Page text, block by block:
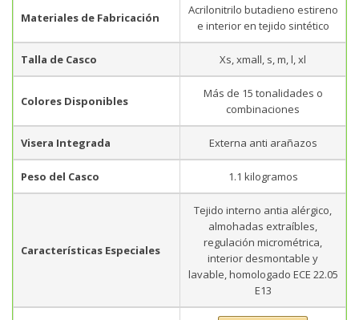
Materiales de Fabricación
Acrilonitrilo butadieno estireno
e interior en tejido sintético
Talla de Casco Xs, xmall, s, m, l, xl
Colores Disponibles
Más de 15 tonalidades o
combinaciones
Visera Integrada Externa anti arañazos
Peso del Casco 1.1 kilogramos
Características Especiales
Tejido interno antia alérgico,
almohadas extraíbles,
regulación micrométrica,
interior desmontable y
lavable, homologado ECE 22.05
E13